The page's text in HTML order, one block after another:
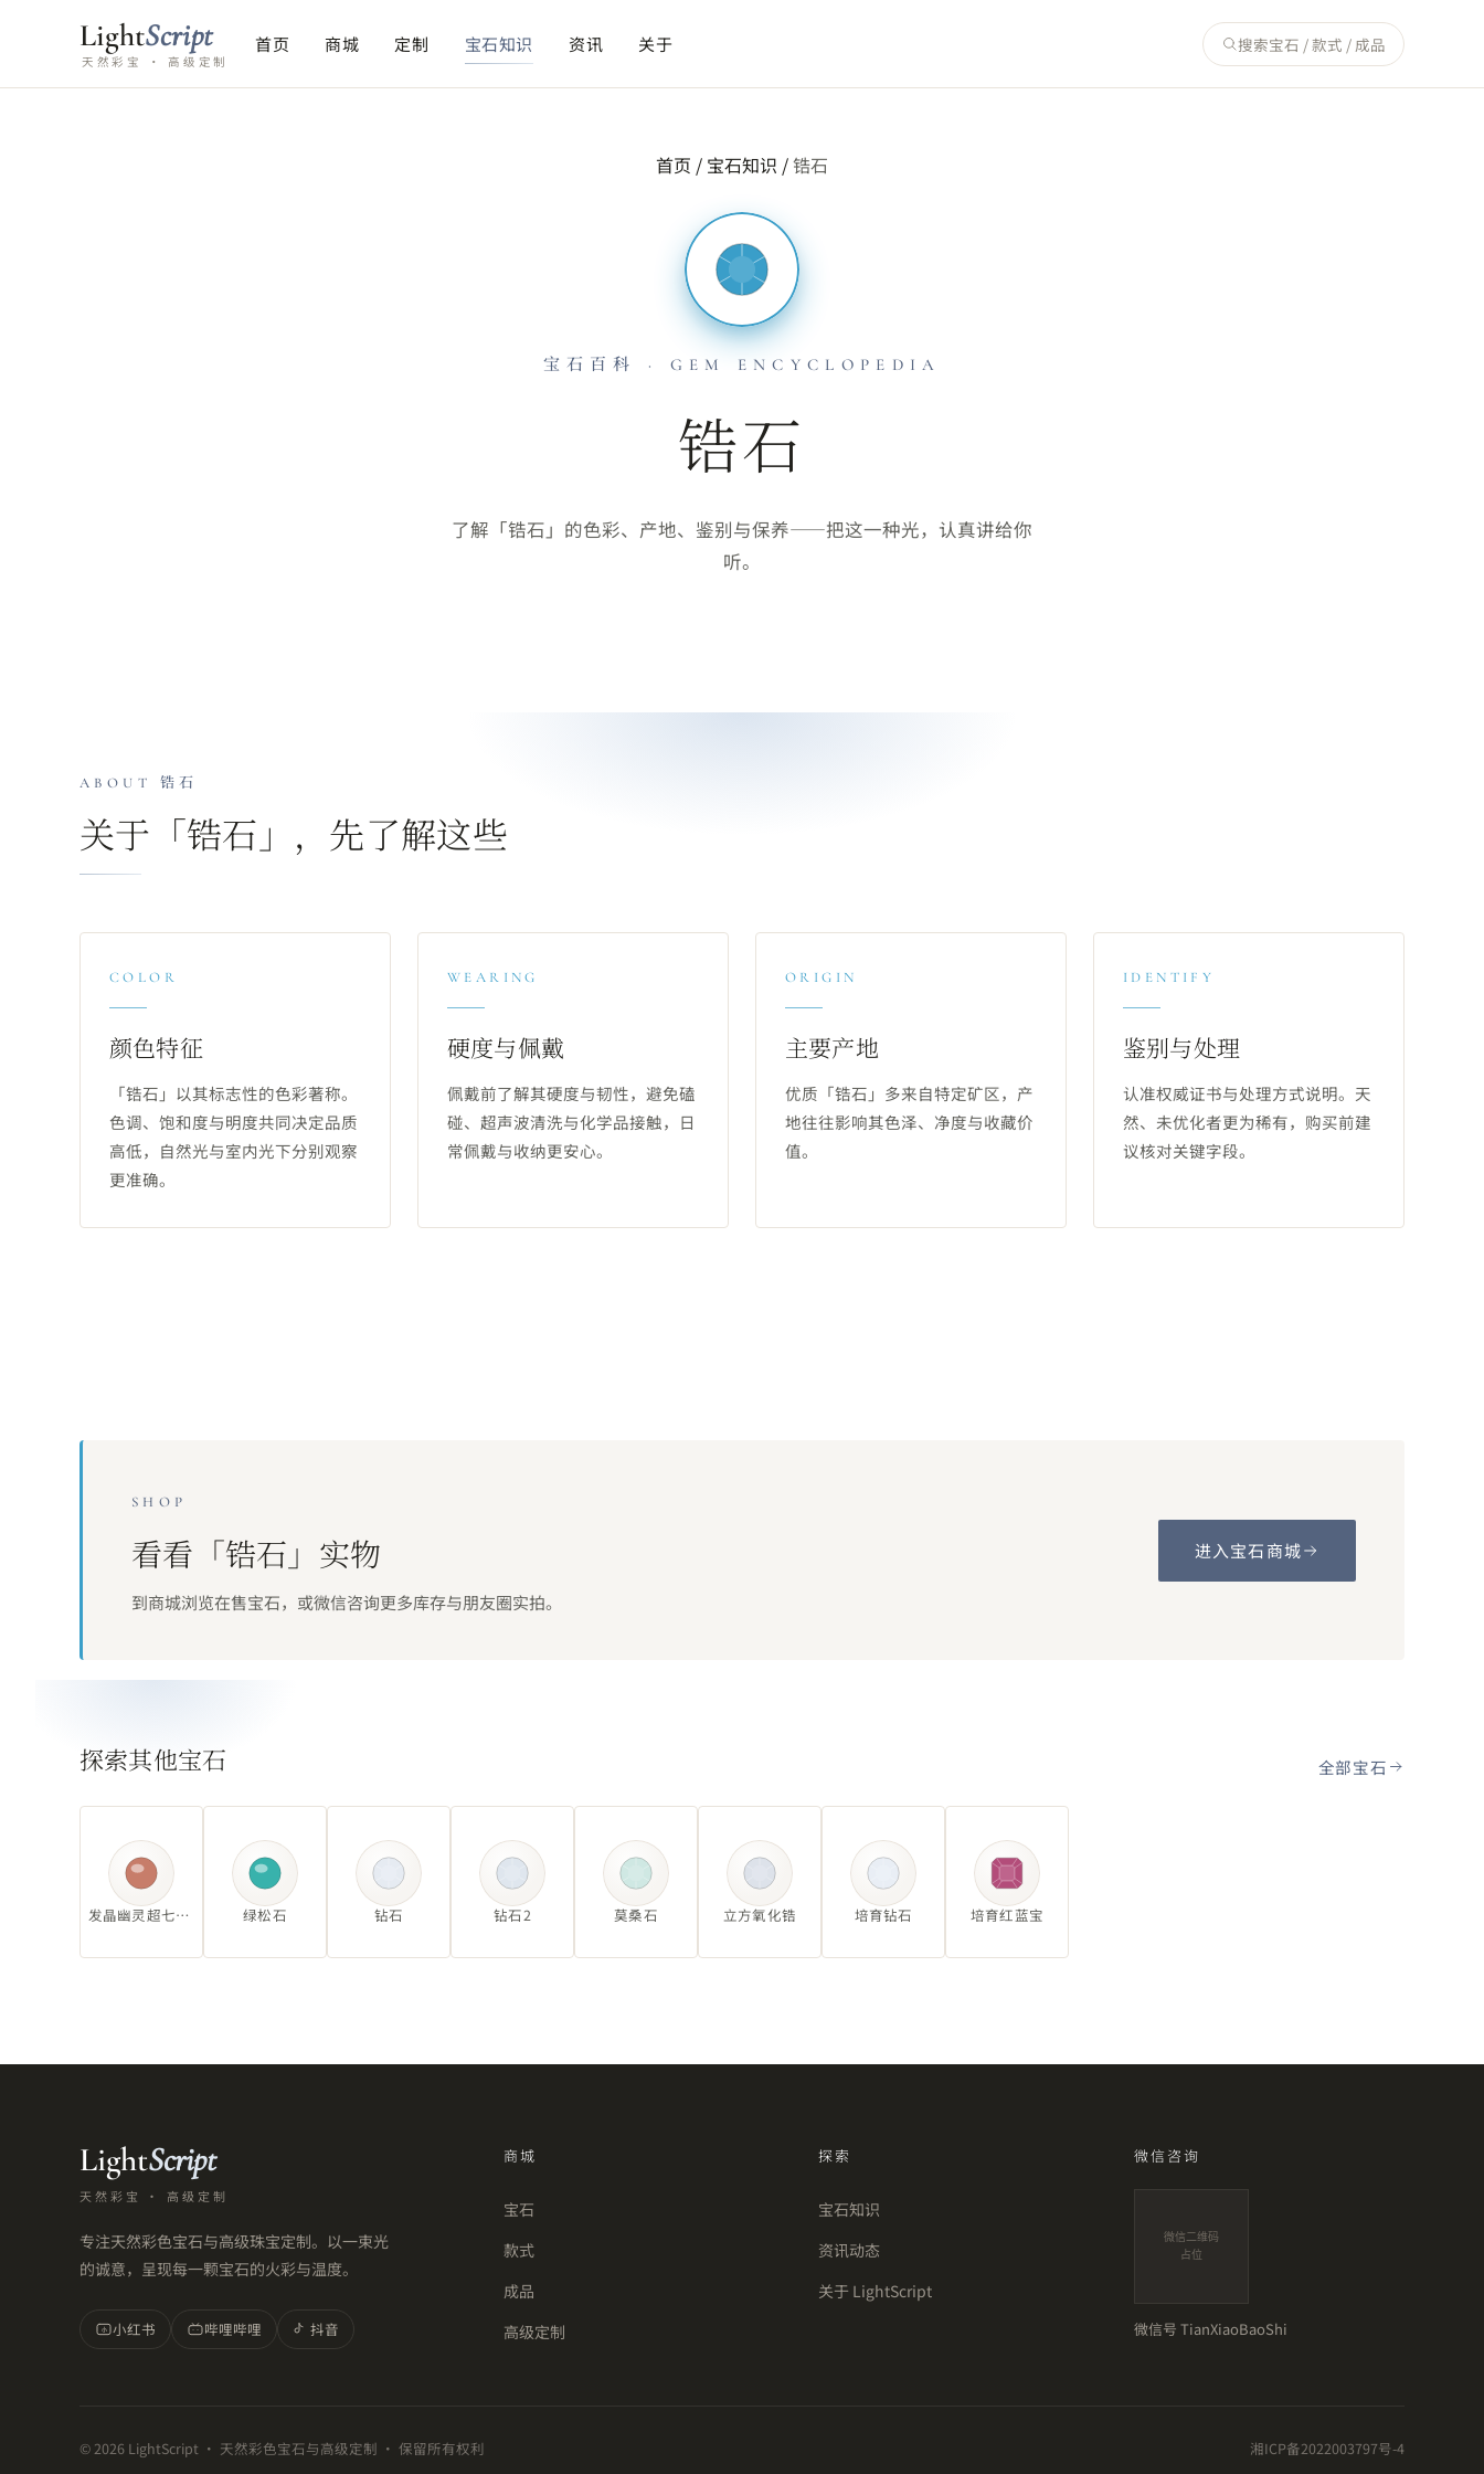
LightScript
天然彩宝 · 高级定制
首页 商城 定制 宝石知识 资讯 关于 搜索宝石 / 款式 / 成品
首页 / 宝石知识 /锆石
宝石百科 · GEM ENCYCLOPEDIA
锆石
了解「锆石」的色彩、产地、鉴别与保养——把这一种光，认真讲给你
听。
ABOUT 锆石
关于「锆石 」，先了解这些
COLOR
颜色特征
「锆石」以其标志性的色彩著称。
色调、饱和度与明度共同决定品质
高低，自然光与室内光下分别观察
更准确。
WEARING
硬度与佩戴
佩戴前了解其硬度与韧性，避免磕
碰、超声波清洗与化学品接触，日
常佩戴与收纳更安心。
ORIGIN
主要产地
优质「锆石」多来自特定矿区，产
地往往影响其色泽、净度与收藏价
值。
IDENTIFY
鉴别与处理
认准权威证书与处理方式说明。天
然、未优化者更为稀有，购买前建
议核对关键字段。
SHOP
看看「锆石 」实物
到商城浏览在售宝石，或微信咨询更多库存与朋友圈实拍。
进入宝石商城
探索其他宝石 全部宝石
发晶幽灵超七草莓 绿松石 钻石 钻石2 莫桑石 立方氧化锆 培育钻石 培育红蓝宝
LightScript
天然彩宝 · 高级定制
专注天然彩色宝石与高级珠宝定制。以一束光
的诚意，呈现每一颗宝石的火彩与温度。
小 小红书 哔哩哔哩 抖音
商城
宝石
款式
成品
高级定制
探索
宝石知识
资讯动态
关于 LightScript
微信咨询
微信二维码
占位
微信号 TianXiaoBaoShi
©2026 LightScript · 天然彩色宝石与高级定制 · 保留所有权利 湘ICP备2022003797号-4